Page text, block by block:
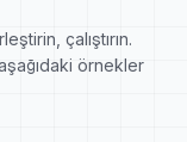
çalıştırın.
örnekler